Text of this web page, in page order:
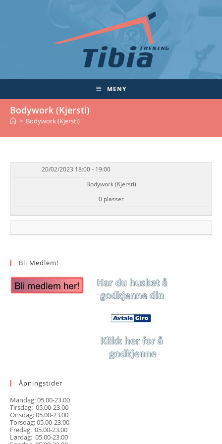
MENY
Bodywork (Kjersti)
> Bodywork (Kjersti)
DATO/TID EVENT TILGJENGELIGHET
20/02/2023 18:00 - 19:00
Bodywork (Kjersti)
0 plasser
Bli Medlem!
Åpningstider
Mandag: 05.00-23.00
Tirsdag: 05.00-23.00
Onsdag: 05.00-23.00
Torsdag: 05.00-23.00
Fredag: 05.00-23.00
Lørdag: 05.00-23.00